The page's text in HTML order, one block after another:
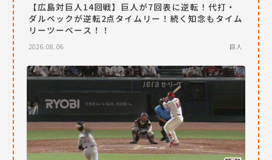
【広島対巨人14回戦】巨人が7回表に逆転！代打・
ダルベックが逆転2点タイムリー！続く知念もタイム
リーツーベース！！
2026.08.06 巨人